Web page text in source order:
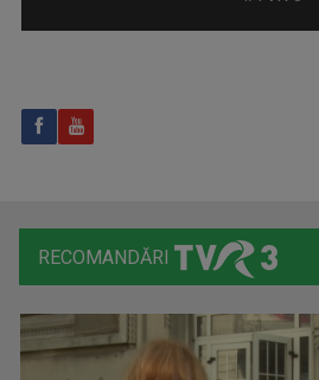
ANDREI BOROSOVICI
RECOMANDĂRI